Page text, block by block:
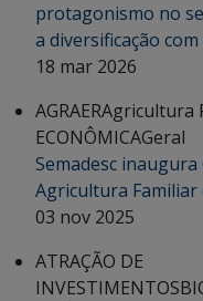
protagonismo no
a diversificação
18 mar 2026
AGRAERAgricultura
ECONÔMICAGeral
Semadesc
Agricultura Familiar
03 nov 2025
ATRAÇÃO DE
INVESTIMENTOS